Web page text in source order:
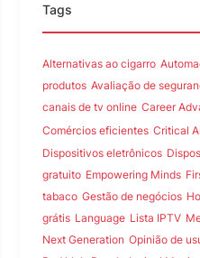
Tags
Alternativas ao cigarro
produtos Avaliação de
canais de tv online Career
Comércios eficientes Critical
Dispositivos eletrônicos
gratuito Empowering Minds
tabaco Gestão de negócios
grátis Language Lista IPTV
Next Generation Opinião de